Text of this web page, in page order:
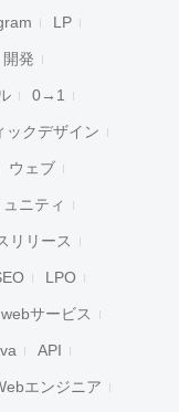
LP
開発
0→1
ックデザイン
ウェブ
ュニティ
リリース
LPO
webサービス
API
エンジニア